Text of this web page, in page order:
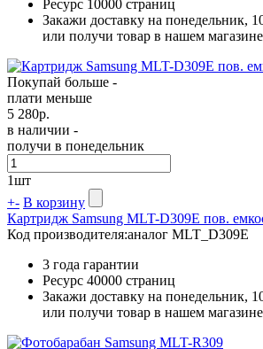
Ресурс 10000 страниц
Закажи доставку на понедельник,
или получи товар в нашем магазине
Покупай больше -
плати меньше
5 280р.
в наличии -
получи в понедельник
1шт
+- В корзину
Картридж Samsung MLT-D309E пов.
Код производителя:аналог MLT_D309E
3 года гарантии
Ресурс 40000 страниц
Закажи доставку на понедельник,
или получи товар в нашем магазине